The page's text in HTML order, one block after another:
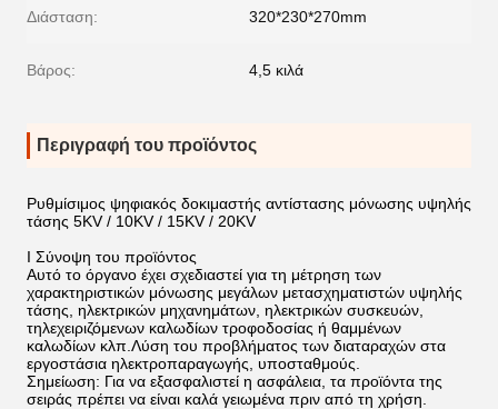
Διάσταση: 320*230*270mm
Βάρος: 4,5 κιλά
Περιγραφή του προϊόντος
Ρυθμίσιμος ψηφιακός δοκιμαστής αντίστασης μόνωσης υψηλής
τάσης 5KV / 10KV / 15KV / 20KV
I Σύνοψη του προϊόντος
Αυτό το όργανο έχει σχεδιαστεί για τη μέτρηση των
χαρακτηριστικών μόνωσης μεγάλων μετασχηματιστών υψηλής
τάσης, ηλεκτρικών μηχανημάτων, ηλεκτρικών συσκευών,
τηλεχειριζόμενων καλωδίων τροφοδοσίας ή θαμμένων
καλωδίων κλπ.Λύση του προβλήματος των διαταραχών στα
εργοστάσια ηλεκτροπαραγωγής, υποσταθμούς.
Σημείωση: Για να εξασφαλιστεί η ασφάλεια, τα προϊόντα της
σειράς πρέπει να είναι καλά γειωμένα πριν από τη χρήση.